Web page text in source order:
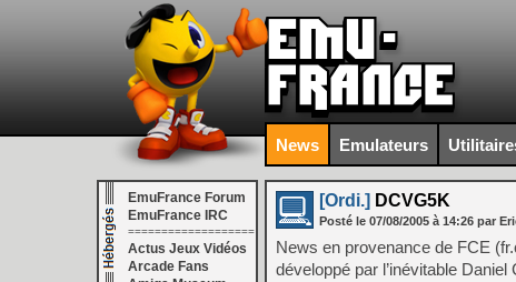
News Emulateurs
EmuFrance Forum
EmuFrance IRC
===================
Actus Jeux Vidéos
Arcade Fans
[Ordi.] DCVG5K
Posté le 07/08/2005 à 14:26 par
News en provenance de FCE
développé par l’inévitable Daniel